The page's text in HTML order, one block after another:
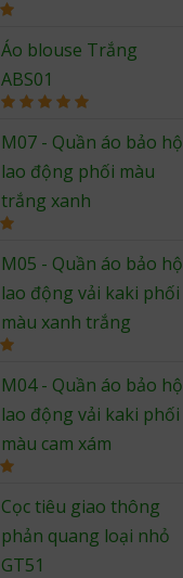
Áo blouse Trắng
ABS01
out of 5
M07 - Quần áo bảo hộ
lao động phối màu
trắng xanh
M05 - Quần áo bảo hộ
lao động vải kaki phối
màu xanh trắng
M04 - Quần áo bảo hộ
lao động vải kaki phối
màu cam xám
Cọc tiêu giao thông
phản quang loại nhỏ
GT51